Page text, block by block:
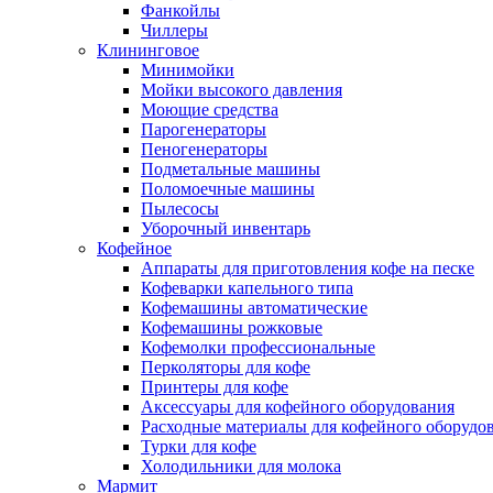
Фанкойлы
Чиллеры
Клининговое
Минимойки
Мойки высокого давления
Моющие средства
Парогенераторы
Пеногенераторы
Подметальные машины
Поломоечные машины
Пылесосы
Уборочный инвентарь
Кофейное
Аппараты для приготовления кофе на песке
Кофеварки капельного типа
Кофемашины автоматические
Кофемашины рожковые
Кофемолки профессиональные
Перколяторы для кофе
Принтеры для кофе
Аксессуары для кофейного оборудования
Расходные материалы для кофейного
Турки для кофе
Холодильники для молока
Мармит